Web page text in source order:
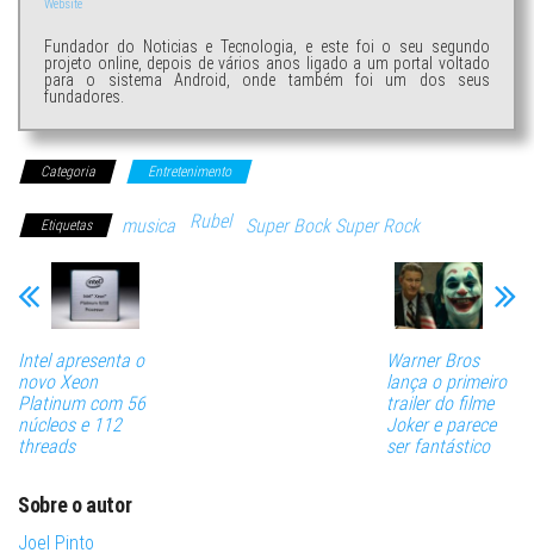
Website
Fundador do Noticias e Tecnologia, e este foi o seu segundo
projeto online, depois de vários anos ligado a um portal voltado
para o sistema Android, onde também foi um dos seus
fundadores.
Categoria Entretenimento
Etiquetas musica Rubel Super Bock Super Rock
Intel apresenta o
novo Xeon
Platinum com 56
núcleos e 112
threads
Warner Bros
lança o primeiro
trailer do filme
Joker e parece
ser fantástico
Sobre o autor
Joel Pinto